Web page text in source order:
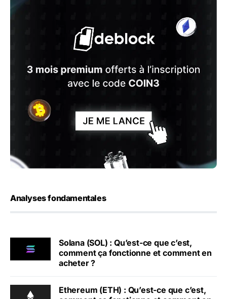
Analyses fondamentales
Solana (SOL) : Qu’est-ce que c’est,
comment ça fonctionne et comment en
acheter ?
Ethereum (ETH) : Qu’est-ce que c’est,